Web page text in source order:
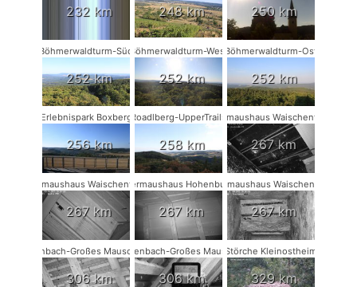
232 km 248 km 250 km
Böhmerwaldturm-Süd
252 km
Böhmerwaldturm-West
252 km
Böhmerwaldturm-Ost
252 km
Erlebnispark Boxberg
256 km
Roadlberg-UpperTrails
258 km
Fledermaushaus Waischenfeld #3
267 km
Fledermaushaus Waischenfeld #2
267 km
Fledermaushaus Hohenburg #1
267 km
Fledermaushaus Waischenfeld #1
267 km
Rodenbach-Großes Mausohr #2
306 km
Rodenbach-Großes Mausohr
306 km
Störche Kleinostheim
329 km